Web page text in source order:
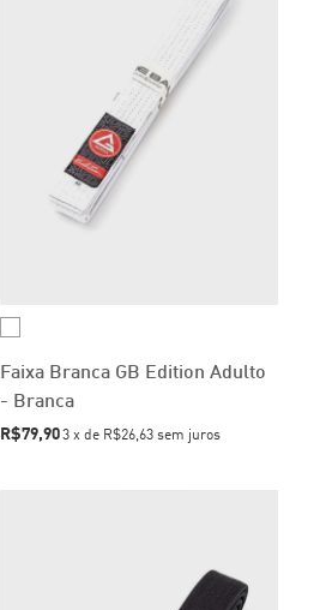
Faixa Branca GB Edition Adulto
- Branca
R$79,90 3 xde R$26,63 sem juros